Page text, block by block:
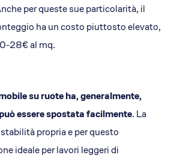
per queste sue particolarità, il
ha un costo piuttosto elevato,
28€ al mq.
su ruote ha, generalmente,
essere spostata facilmente. La
propria e per questo
ideale per lavori leggeri di